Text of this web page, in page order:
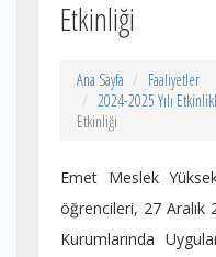
Etkinliği
Ana Sayfa
Faaliyetler
2024-2025 Yılı
Etkinliği
Emet Meslek
öğrencileri, 27 Aralık
Kurumlarında